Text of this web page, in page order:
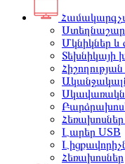
Մկնիկներ և
Տեխնիկայի
Լարեր USB
Հեռախոսներ